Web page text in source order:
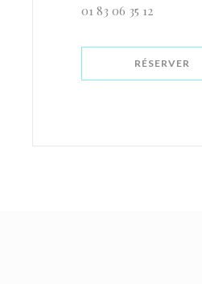
01 83 06 35 12
RÉSERVER